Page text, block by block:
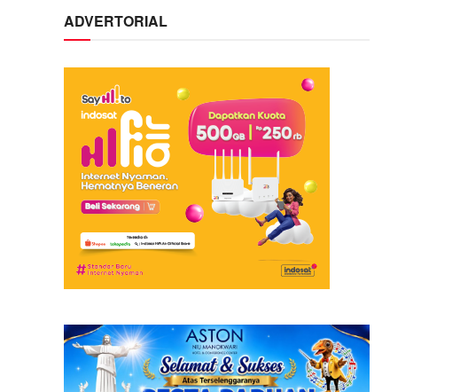
ADVERTORIAL